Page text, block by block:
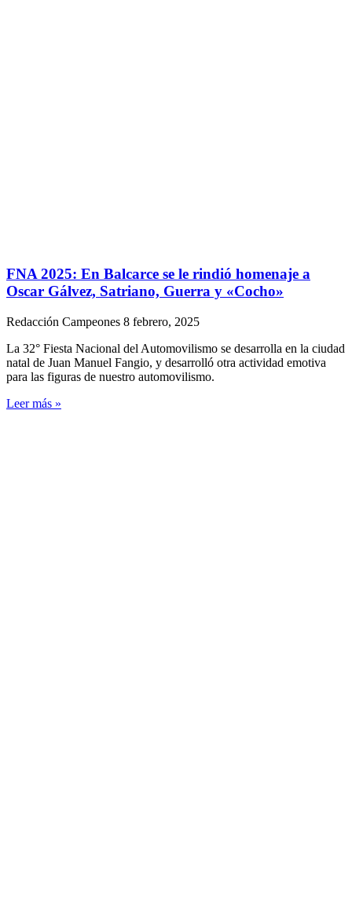
FNA 2025: En Balcarce se le rindió homenaje a
Oscar Gálvez, Satriano, Guerra y «Cocho»
Redacción Campeones 8 febrero, 2025
La 32° Fiesta Nacional del Automovilismo se desarrolla en la ciudad
natal de Juan Manuel Fangio, y desarrolló otra actividad emotiva
para las figuras de nuestro automovilismo.
Leer más »